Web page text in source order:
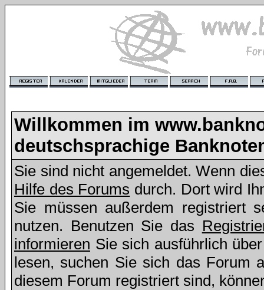
Willkommen im
deutschsprachige
Sie sind nicht angemeldet. Wenn
Hilfe des Forums durch. Dort wird
Sie müssen außerdem registriert
nutzen. Benutzen Sie das
informieren Sie sich ausführlich
lesen, suchen Sie sich das Forum
diesem Forum registriert sind,